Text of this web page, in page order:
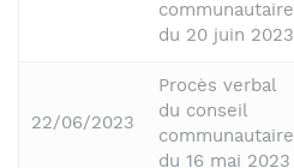
communautaire
du 20 juin 2023
22/06/2023
Procès verbal
du conseil
communautaire
du 16 mai 2023